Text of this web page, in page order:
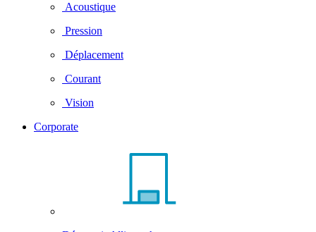
Acoustique
Pression
Déplacement
Courant
Vision
Corporate